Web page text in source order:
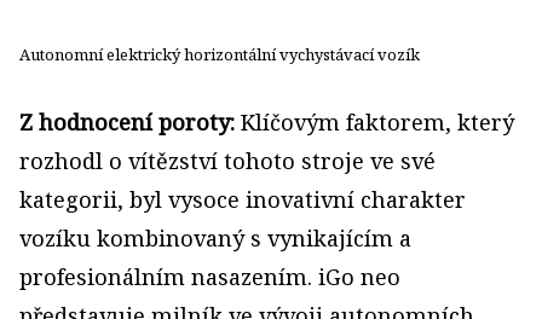
Autonomní elektrický horizontální vychystávací vozík
Z hodnocení poroty: Klíčovým faktorem, který
rozhodl o vítězství tohoto stroje ve své
kategorii, byl vysoce inovativní charakter
vozíku kombinovaný s vynikajícím a
profesionálním nasazením. iGo neo